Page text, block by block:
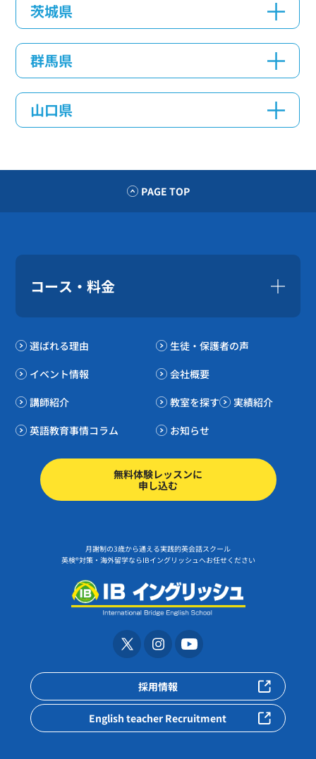
茨城県
群馬県
山口県
PAGE TOP
コース・料金
選ばれる理由
イベント情報
生徒・保護者の声
会社概要
講師紹介
英語教育事情コラム
教室を探す
お知らせ
実績紹介
無料体験レッスンに
申し込む
月謝制の3歳から通える実践的英会話スクール
英検®対策・海外留学ならIBイングリッシュへお任せください
採用情報
English teacher Recruitment